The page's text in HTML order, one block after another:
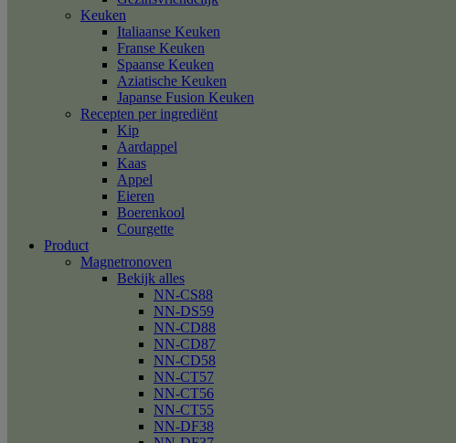
Keuken
Italiaanse Keuken
Franse Keuken
Spaanse Keuken
Aziatische Keuken
Japanse Fusion Keuken
Recepten per ingrediënt
Kip
Aardappel
Kaas
Appel
Eieren
Boerenkool
Courgette
Product
Magnetronoven
Bekijk alles
NN-CS88
NN-DS59
NN-CD88
NN-CD87
NN-CD58
NN-CT57
NN-CT56
NN-CT55
NN-DF38